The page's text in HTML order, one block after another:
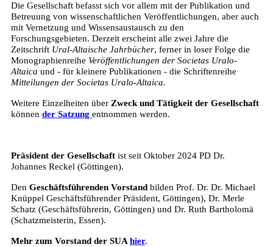
Die Gesellschaft befasst sich vor allem mit der Publikation und
Betreuung von wissenschaftlichen Veröffentlichungen, aber auch
mit Vernetzung und Wissensaustausch zu den
Forschungsgebieten. Derzeit erscheint alle zwei Jahre die
Zeitschrift Ural-Altaische Jahrbücher, ferner in loser Folge die
Monographienreihe Veröffentlichungen der Societas Uralo-
Altaica und - für kleinere Publikationen - die Schriftenreihe
Mitteilungen der Societas Uralo-Altaica.
Weitere Einzelheiten überZweck und Tätigkeit der Gesellschaft
können der Satzung entnommen werden.
Präsident der Gesellschaftist seit Oktober 2024 PD Dr.
Johannes Reckel (Göttingen).
Den Geschäftsführenden Vorstandbilden Prof. Dr. Dr. Michael
Knüppel Geschäftsführender Präsident, Göttingen), Dr. Merle
Schatz (Geschäftsführerin, Göttingen) und Dr. Ruth Bartholomä
(Schatzmeisterin, Essen).
Mehr zum Vorstand der SUA hier.